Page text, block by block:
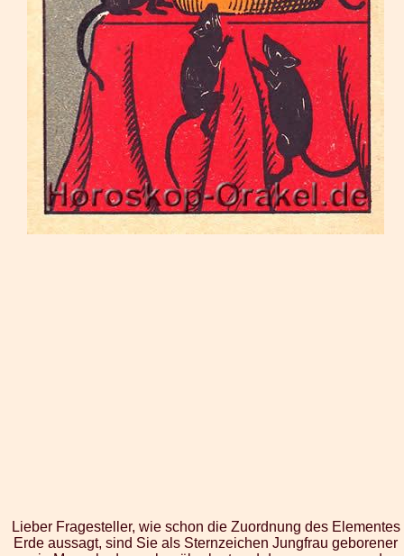
Lieber Fragesteller, wie schon die Zuordnung des Elementes
Erde aussagt, sind Sie als Sternzeichen Jungfrau geborener